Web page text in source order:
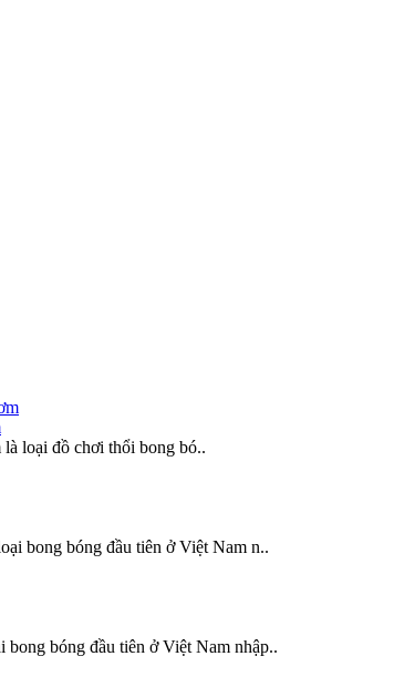
loại đồ chơi thổi bong bó..
bong bóng đầu tiên ở Việt Nam n..
bóng đầu tiên ở Việt Nam nhập..